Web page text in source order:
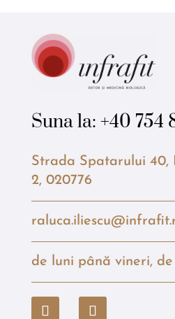
Suna la: +40 754
Strada Spatarului 40,
2, 020776
de luni până vineri,